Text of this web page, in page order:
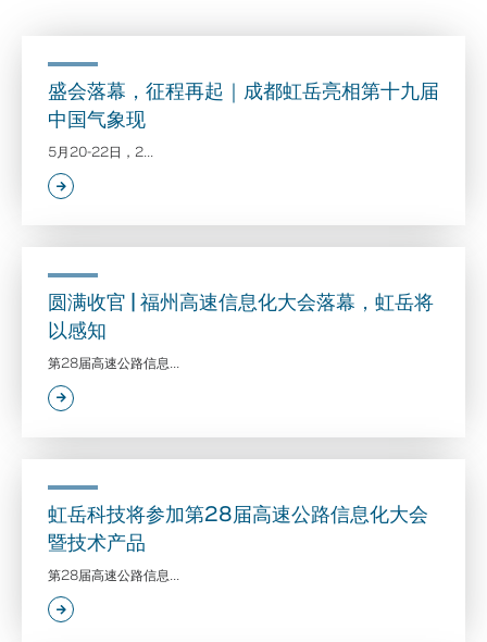
盛会落幕，征程再起｜成都虹岳亮相第十九届
中国气象现
5月20-22日，2...
圆满收官 | 福州高速信息化大会落幕，虹岳将
以感知
第28届高速公路信息...
虹岳科技将参加第28届高速公路信息化大会
暨技术产品
第28届高速公路信息...